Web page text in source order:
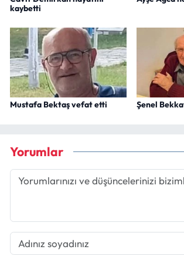
kaybetti
Mustafa Bektaş vefat etti Şenel
Yorumlar